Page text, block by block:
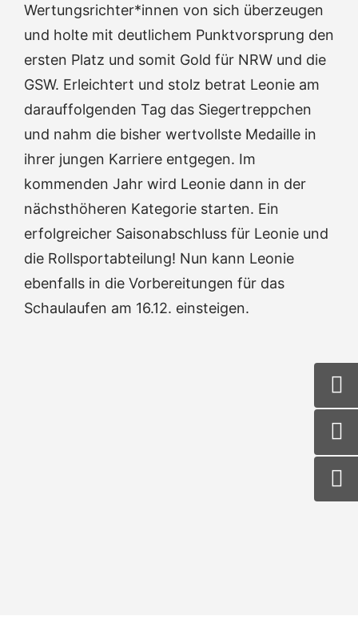
Wertungsrichter*innen von sich überzeugen
und holte mit deutlichem Punktvorsprung den
ersten Platz und somit Gold für NRW und die
GSW. Erleichtert und stolz betrat Leonie am
darauffolgenden Tag das Siegertreppchen
und nahm die bisher wertvollste Medaille in
ihrer jungen Karriere entgegen. Im
kommenden Jahr wird Leonie dann in der
nächsthöheren Kategorie starten. Ein
erfolgreicher Saisonabschluss für Leonie und
die Rollsportabteilung! Nun kann Leonie
ebenfalls in die Vorbereitungen für das
Schaulaufen am 16.12. einsteigen.